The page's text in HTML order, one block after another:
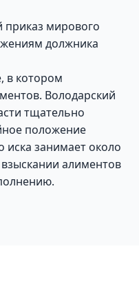
мирового
должника
в котором
Володарский
тщательно
положение
иска занимает около
алиментов